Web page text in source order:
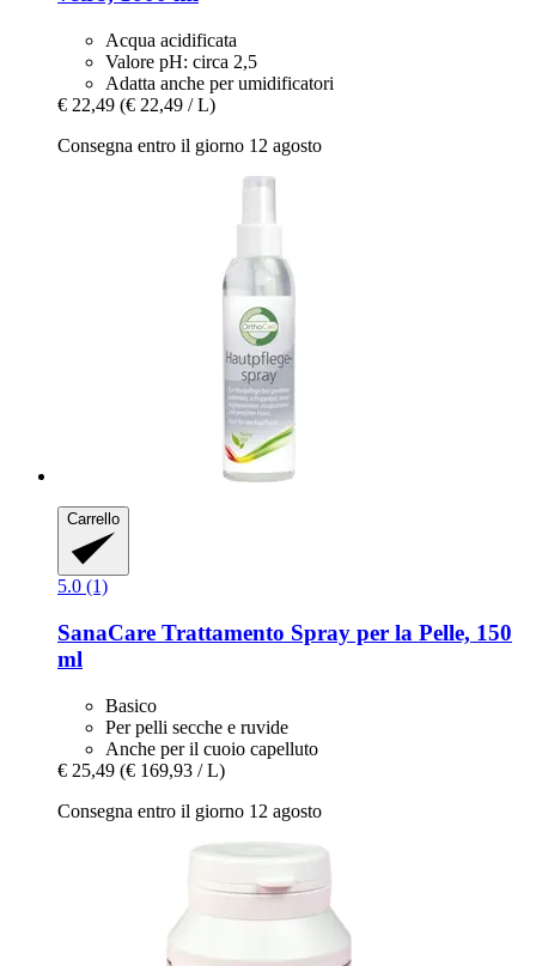
Acqua acidificata
Valore pH: circa 2,5
Adatta anche per umidificatori
€ 22,49 (€ 22,49 / L)
Consegna entro il giorno 12 agosto
Carrello
5.0 (1)
SanaCare Trattamento Spray per la Pelle, 150
ml
Basico
Per pelli secche e ruvide
Anche per il cuoio capelluto
€ 25,49 (€ 169,93 / L)
Consegna entro il giorno 12 agosto